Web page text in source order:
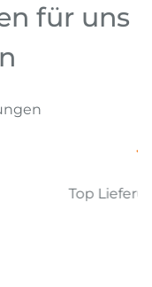
für uns
Leistung